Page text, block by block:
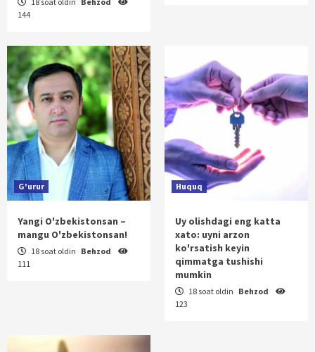
144
G'urur
Yangi O'zbekistonsan –
mangu O'zbekistonsan!
18 soat oldin Behzod
111
Huquq
Uy olishdagi eng katta
xato: uyni arzon
ko'rsatish keyin
qimmatga tushishi
mumkin
18 soat oldin Behzod
123